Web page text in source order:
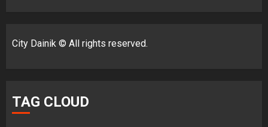
City Dainik © All rights reserved.
TAG CLOUD